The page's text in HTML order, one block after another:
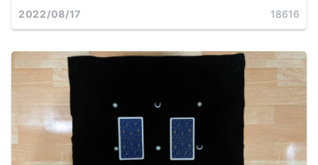
們每個人內在的心理的狀態與外界的事物變化共同響
2022/08/17 18616